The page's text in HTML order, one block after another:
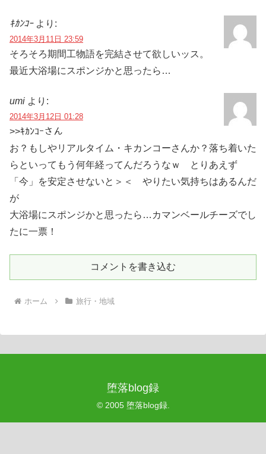
ｷｶﾝｺｰ より:
2014年3月11日 23:59
そろそろ期間工物語を完結させて欲しいッス。
最近大浴場にスポンジかと思ったら…
umi より:
2014年3月12日 01:28
>>ｷｶﾝｺｰさん
お？もしやリアルタイム・キカンコーさんか？落ち着いた
らといってもう何年経ってんだろうなｗ とりあえず
「今」を安定させないと＞＜ やりたい気持ちはあるんだ
が
大浴場にスポンジかと思ったら…カマンベールチーズでし
たに一票！
コメントを書き込む
ホーム 旅行・地域
堕落blog録
© 2005 堕落blog録.